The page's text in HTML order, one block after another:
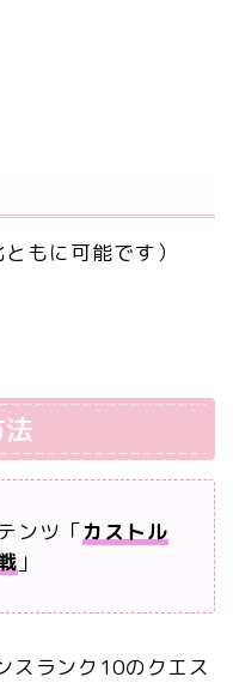
もに可能です）
ンツ「カストル
」
スランク10のクエス